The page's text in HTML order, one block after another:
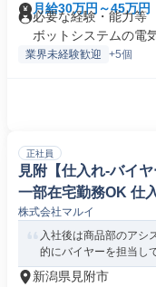
月給30万円～45万円
必要な経験・能力等
ボットシステムの電
業界未経験歓迎 +5個
正社員
見附【仕入れ‐バイ
一部在宅勤務OK 仕
株式会社マルイ
入社後は商品部のアシ
的にバイヤーを担当し
新潟県見附市